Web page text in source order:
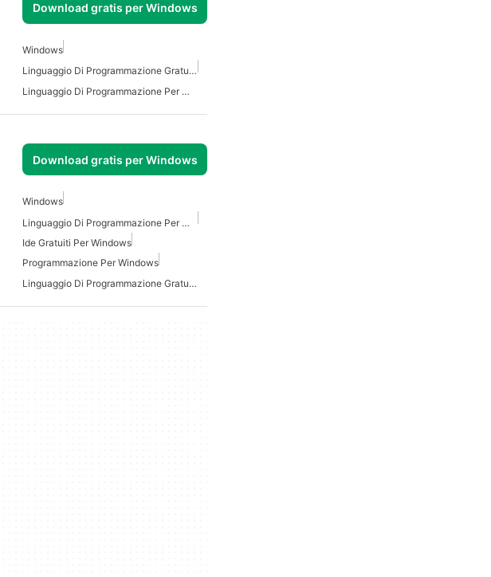
Download gratis per Windows
Windows
Linguaggio Di Programmazione Gratuito Per Windows
Linguaggio Di Programmazione Per Windows
Download gratis per Windows
Windows
Linguaggio Di Programmazione Per Windows
Ide Gratuiti Per Windows
Programmazione Per Windows
Linguaggio Di Programmazione Gratuito Per Windows